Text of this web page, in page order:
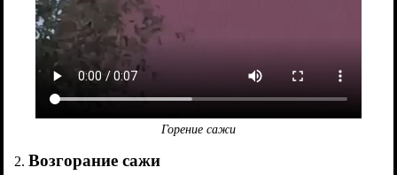
Горение сажи
Возгорание сажи